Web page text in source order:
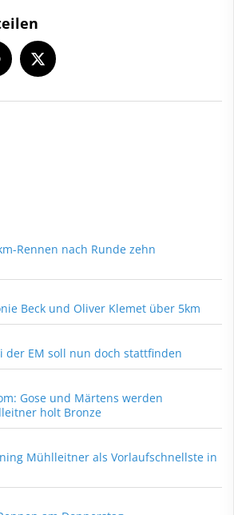
Rennen nach Runde zehn
Beck und Oliver Klemet über 5km
der EM soll nun doch stattfinden
Gose und Märtens werden
holt Bronze
Mühlleitner als Vorlaufschnellste in